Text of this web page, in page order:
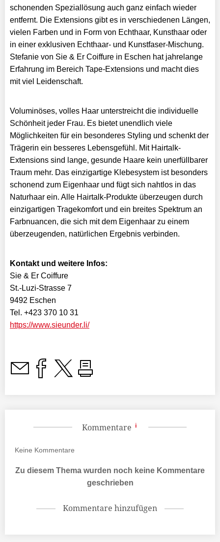
schonenden Speziallösung auch ganz einfach wieder
entfernt. Die Extensions gibt es in verschiedenen Längen,
vielen Farben und in Form von Echthaar, Kunsthaar oder
in einer exklusiven Echthaar- und Kunstfaser-Mischung.
Stefanie von Sie & Er Coiffure in Eschen hat jahrelange
Erfahrung im Bereich Tape-Extensions und macht dies
mit viel Leidenschaft.
Voluminöses, volles Haar unterstreicht die individuelle
Schönheit jeder Frau. Es bietet unendlich viele
Möglichkeiten für ein besonderes Styling und schenkt der
Trägerin ein besseres Lebensgefühl. Mit Hairtalk-
Extensions sind lange, gesunde Haare kein unerfüllbarer
Traum mehr. Das einzigartige Klebesystem ist besonders
schonend zum Eigenhaar und fügt sich nahtlos in das
Naturhaar ein. Alle Hairtalk-Produkte überzeugen durch
einzigartigen Tragekomfort und ein breites Spektrum an
Farbnuancen, die sich mit dem Eigenhaar zu einem
überzeugenden, natürlichen Ergebnis verbinden.
Kontakt und weitere Infos:
Sie & Er Coiffure
St.-Luzi-Strasse 7
9492 Eschen
Tel. +423 370 10 31
https://www.sieunder.li/
Kommentare
Keine Kommentare
Zu diesem Thema wurden noch keine Kommentare
geschrieben
Kommentare hinzufügen